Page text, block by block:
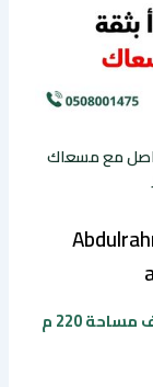
مع مسعاك
شقة سكنية دوبلكس في الأحساء الهفوف مساحة 220 م